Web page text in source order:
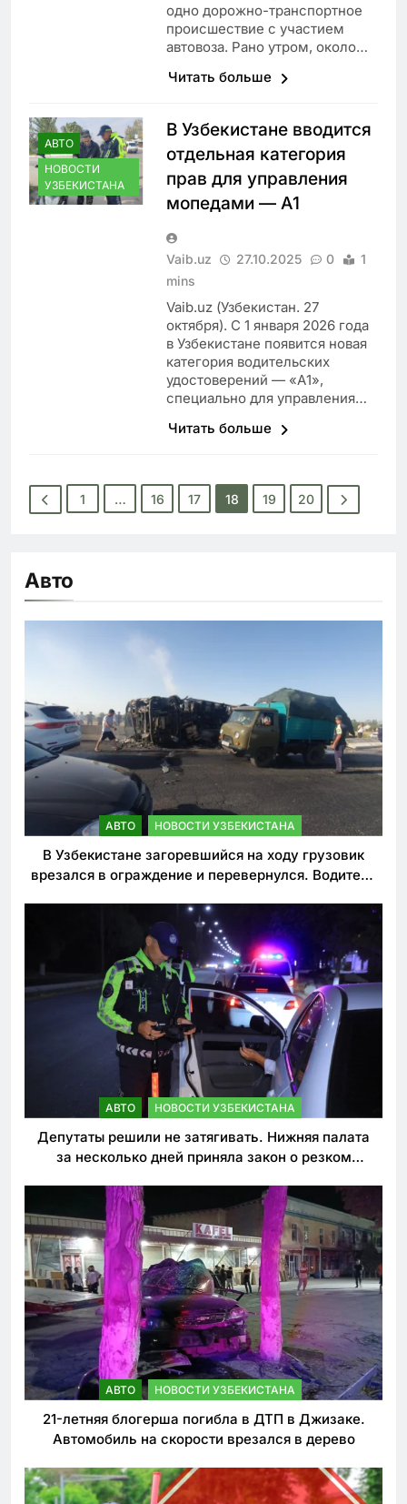
одно дорожно-транспортное
происшествие с участием
автовоза. Рано утром, около…
Читать больше
АВТО
НОВОСТИ
УЗБЕКИСТАНА
В Узбекистане вводится
отдельная категория
прав для управления
мопедами — А1
Vaib.uz 27.10.2025 0
1
mins
Vaib.uz (Узбекистан. 27
октября). С 1 января 2026 года
в Узбекистане появится новая
категория водительских
удостоверений — «А1»,
специально для управления…
Читать больше
1 … 16 17 18 19 20
Авто
АВТО НОВОСТИ УЗБЕКИСТАНА
В Узбекистане загоревшийся на ходу грузовик
врезался в ограждение и перевернулся. Водитель
АВТО НОВОСТИ УЗБЕКИСТАНА
Депутаты решили не затягивать. Нижняя палата
за несколько дней приняла закон о резком
АВТО НОВОСТИ УЗБЕКИСТАНА
21-летняя блогерша погибла в ДТП в Джизаке.
Автомобиль на скорости врезался в дерево